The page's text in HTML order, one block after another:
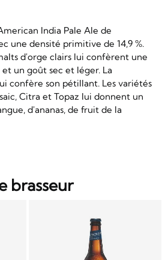
India Pale Ale de
une densité primitive de 14,9 %.
d'orge clairs lui confèrent une
un goût sec et léger. La
confère son pétillant. Les variétés
Citra et Topaz lui donnent un
d'ananas, de fruit de la
brasseur